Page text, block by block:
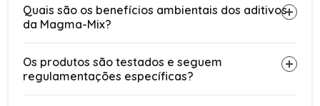
Quais são os benefícios ambientais dos aditivos
da Magma-Mix?
Os produtos são testados e seguem
regulamentações específicas?